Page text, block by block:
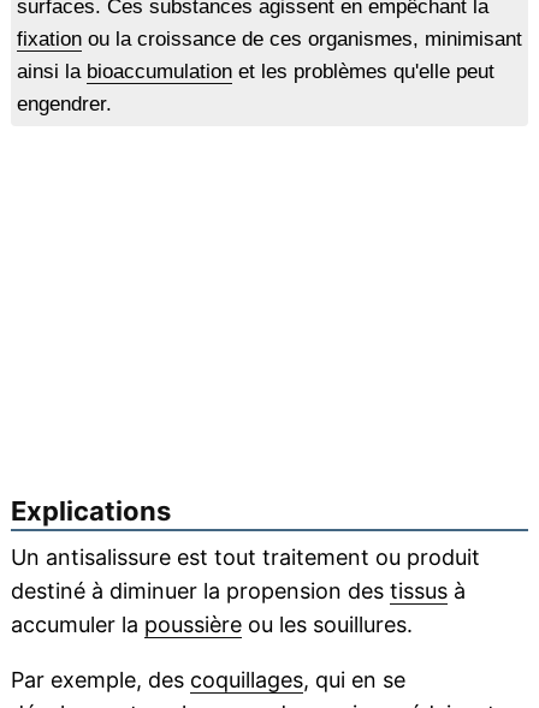
surfaces. Ces substances agissent en empêchant la
fixationou la croissance de ces organismes, minimisant
ainsi la bioaccumulationet les problèmes qu'elle peut
engendrer.
Explications
Un antisalissure est tout traitement ou produit
destiné à diminuer la propension des tissusà
accumuler la poussièreou les souillures.
Par exemple, des coquillages, qui en se